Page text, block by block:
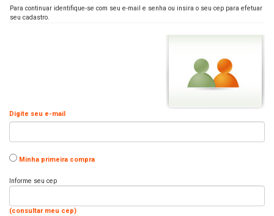
Para continuar identifique-se com seu e-mail e senha ou insira o seu cep para efetuar
seu cadastro.
Digite seu e-mail
Minha primeira compra
Informe seu cep
(consultar meu cep)